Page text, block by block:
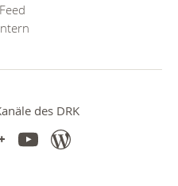
des DRK